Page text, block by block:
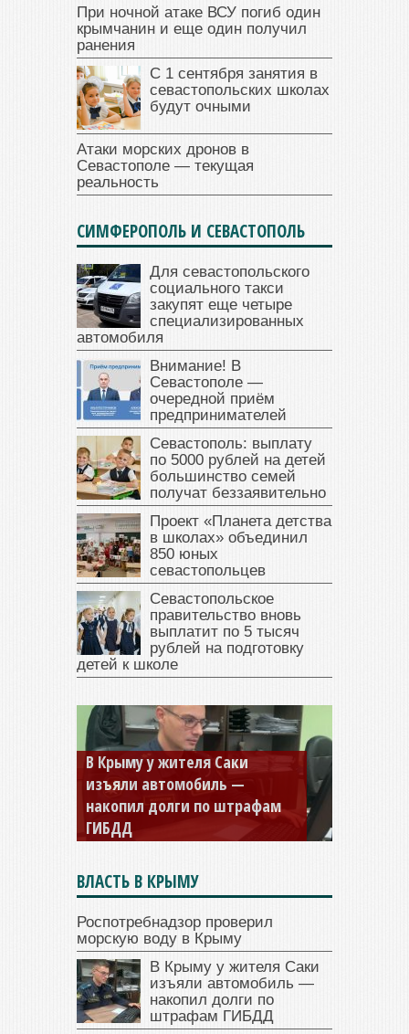
При ночной атаке ВСУ погиб один
крымчанин и еще один получил
ранения
С 1 сентября занятия в
севастопольских школах
будут очными
Атаки морских дронов в
Севастополе — текущая
реальность
СИМФЕРОПОЛЬ И СЕВАСТОПОЛЬ
Для севастопольского
социального такси
закупят еще четыре
специализированных
автомобиля
Внимание! В
Севастополе —
очередной приём
предпринимателей
Севастополь: выплату
по 5000 рублей на детей
большинство семей
получат беззаявительно
Проект «Планета детства
в школах» объединил
850 юных
севастопольцев
Севастопольское
правительство вновь
выплатит по 5 тысяч
рублей на подготовку
детей к школе
В Крыму у жителя Саки
изъяли автомобиль —
накопил долги по штрафам
ГИБДД
ВЛАСТЬ В КРЫМУ
Роспотребнадзор проверил
морскую воду в Крыму
В Крыму у жителя Саки
изъяли автомобиль —
накопил долги по
штрафам ГИБДД